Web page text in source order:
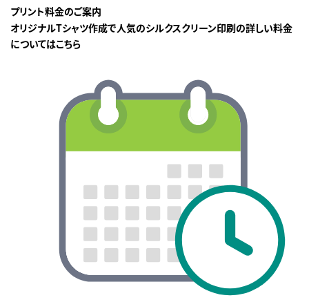
プリント料金のご案内
オリジナルTシャツ作成で人気のシルクスクリーン印刷の詳しい料金
についてはこちら